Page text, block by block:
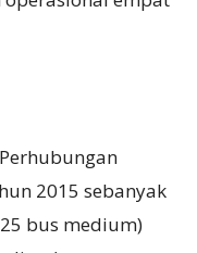
2015 sebanyak
bus medium)